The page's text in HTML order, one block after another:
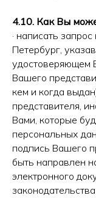
4.10. Как Вы
· написать
Петербург,
удостоверяющем
Вашего
кем и когда
представителя,
Вами, которые
персональных
подпись Вашего
быть направлен
электронного